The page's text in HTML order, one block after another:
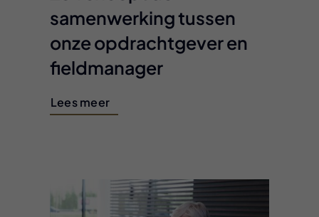
samenwerking tussen
onze opdrachtgever en
fieldmanager
Lees meer